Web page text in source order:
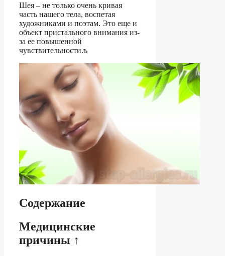
Шея – не только очень кривая
часть нашего тела, воспетая
художниками и поэтам. Это еще и
объект пристального внимания из-
за ее повышенной
чувствительности.ъ
Содержание
Медицинские
причины ↑